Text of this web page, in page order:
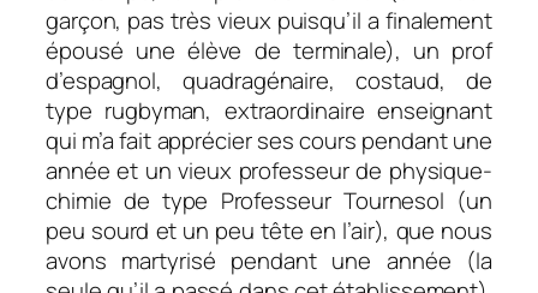
garçon, pas très vieux puisqu’il a finalement
épousé une élève de terminale), un prof
d’espagnol, quadragénaire, costaud, de
type rugbyman, extraordinaire enseignant
qui m’a fait apprécier ses cours pendant une
année et un vieux professeur de physique-
chimie de type Professeur Tournesol (un
peu sourd et un peu tête en l’air), que nous
avons martyrisé pendant une année (la